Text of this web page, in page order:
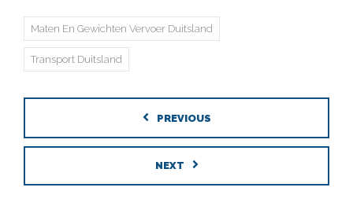
Maten En Gewichten Vervoer Duitsland
Transport Duitsland
PREVIOUS
NEXT